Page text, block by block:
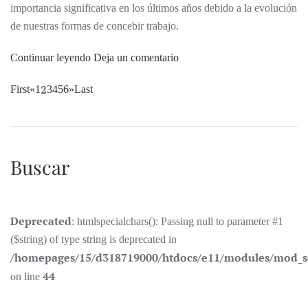
importancia significativa en los últimos años debido a la evolución
de nuestras formas de concebir trabajo.
Continuar leyendo Deja un comentario
First«123456»Last
Buscar
Deprecated: htmlspecialchars(): Passing null to parameter #1
($string) of type string is deprecated in
/homepages/15/d318719000/htdocs/e11/modules/
on line 44